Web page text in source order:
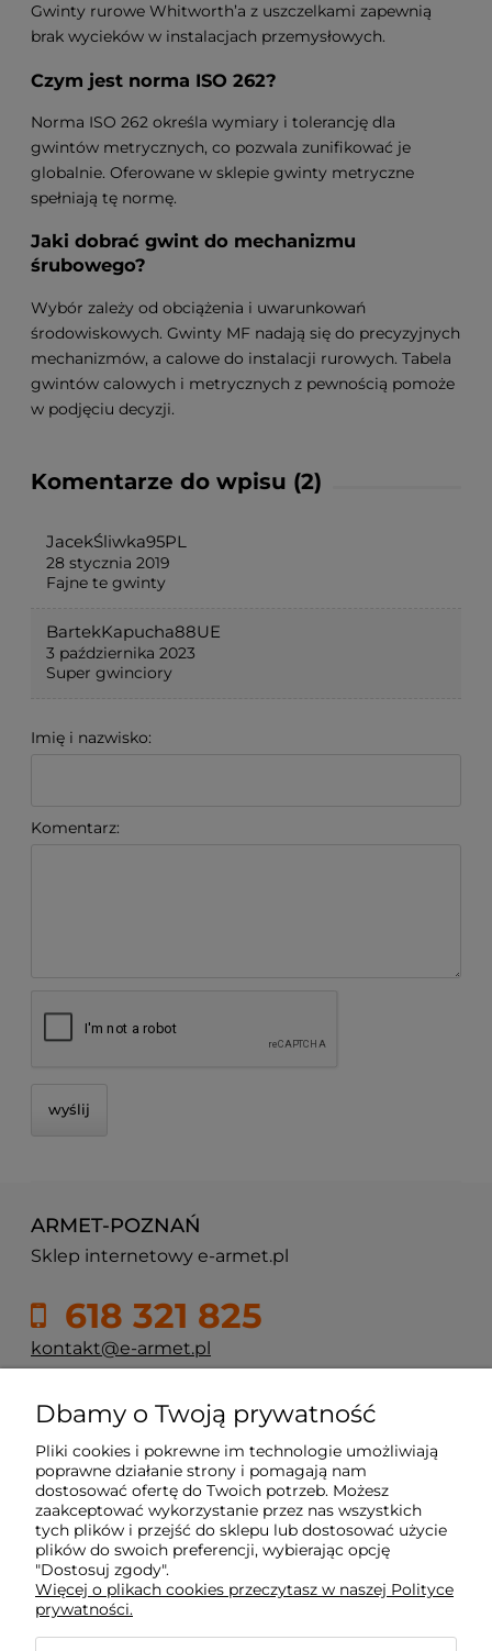
Gwinty rurowe Whitworth’a z uszczelkami zapewnią
brak wycieków w instalacjach przemysłowych.
Czym jest norma ISO 262?
Norma ISO 262 określa wymiary i tolerancję dla
gwintów metrycznych, co pozwala zunifikować je
globalnie. Oferowane w sklepie gwinty metryczne
spełniają tę normę.
Jaki dobrać gwint do mechanizmu
śrubowego?
Wybór zależy od obciążenia i uwarunkowań
środowiskowych. Gwinty MF nadają się do precyzyjnych
mechanizmów, a calowe do instalacji rurowych. Tabela
gwintów calowych i metrycznych z pewnością pomoże
w podjęciu decyzji.
Komentarze do wpisu (2)
JacekŚliwka95PL
28 stycznia 2019
Fajne te gwinty
BartekKapucha88UE
3 października 2023
Super gwinciory
Imię i nazwisko:
Komentarz:
wyślij
ARMET-POZNAŃ
Sklep internetowy e-armet.pl
618 321 825
kontakt@e-armet.pl
ul. Reglowa 13
60-113 Poznań
Moje konto
Płatność i dostawa
Dbamy o Twoją prywatność
Pliki cookies i pokrewne im technologie umożliwiają
poprawne działanie strony i pomagają nam
dostosować ofertę do Twoich potrzeb. Możesz
zaakceptować wykorzystanie przez nas wszystkich
tych plików i przejść do sklepu lub dostosować użycie
plików do swoich preferencji, wybierając opcję
"Dostosuj zgody".
Więcej o plikach cookies przeczytasz w naszej Polityce
prywatności.